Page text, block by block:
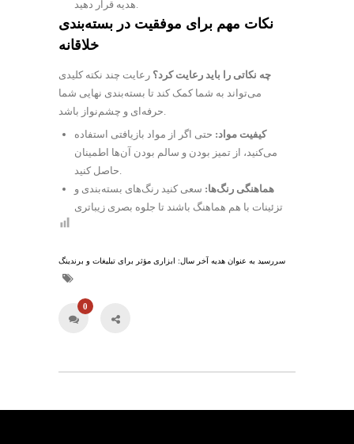
هدیه قرار دهید.
نکات مهم برای موفقیت در بسته‌بندی
خلاقانه
چه نکاتی را باید رعایت کرد؟ رعایت چند نکته کلیدی
می‌تواند به شما کمک کند تا بسته‌بندی نهایی شما
کیفیت مواد: حتی اگر از مواد بازیافتی استفاده
می‌کنید، از تمیز بودن و سالم بودن آن‌ها اطمینان
حاصل کنید.
هماهنگی رنگ‌ها: سعی کنید رنگ‌های بسته‌بندی و
تزئینات با هم هماهنگ باشند تا جلوه بصری زیباتری
سررسید به عنوان هدیه آخر سال: ابزاری مؤثر برای تبلیغات و برندینگ
0